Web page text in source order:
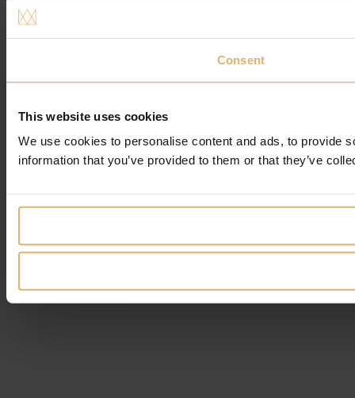
Consent
This website uses cookies
We use cookies to personalise content and ads, to provide
information that you’ve provided to them or that they’ve